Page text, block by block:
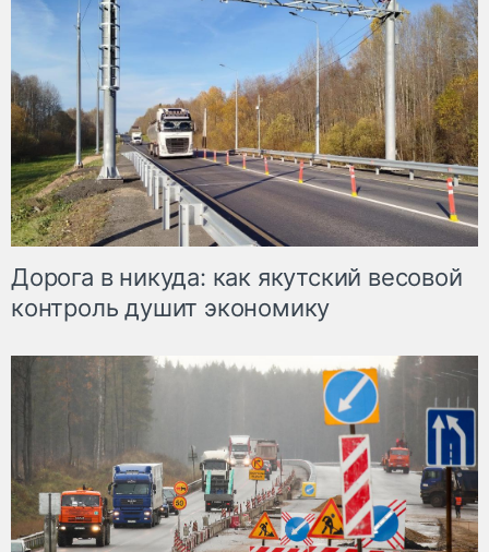
Дорога в никуда: как якутский весовой
контроль душит экономику